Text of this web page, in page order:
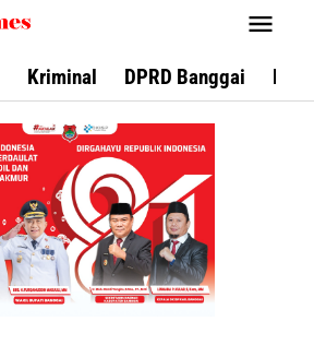
Kriminal DPRD Banggai